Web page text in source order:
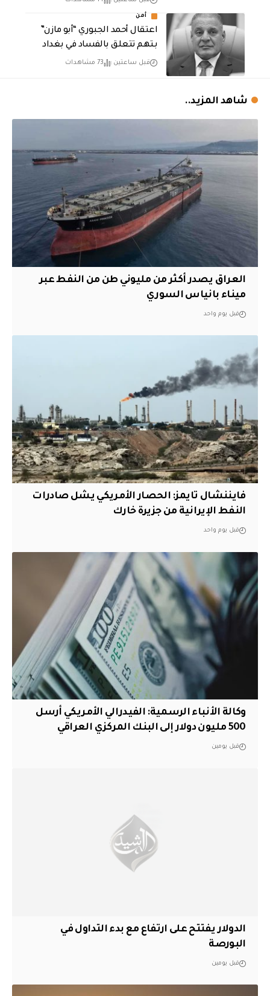
أمن
اعتقال أحمد الجبوري “أبو مازن”
بتهم تتعلق بالفساد في بغداد
قبل ساعتين 73 مشاهدات
شاهد المزيد..
العراق يصدر أكثر من مليوني طن من النفط عبر
ميناء بانياس السوري
قبل يوم واحد
فايننشال تايمز: الحصار الأمريكي يشل صادرات
النفط الإيرانية من جزيرة خارك
قبل يوم واحد
وكالة الأنباء الرسمية: الفيدرالي الأمريكي أرسل
500 مليون دولار إلى البنك المركزي العراقي
قبل يومين
الدولار يفتتح على ارتفاع مع بدء التداول في
البورصة
قبل يومين